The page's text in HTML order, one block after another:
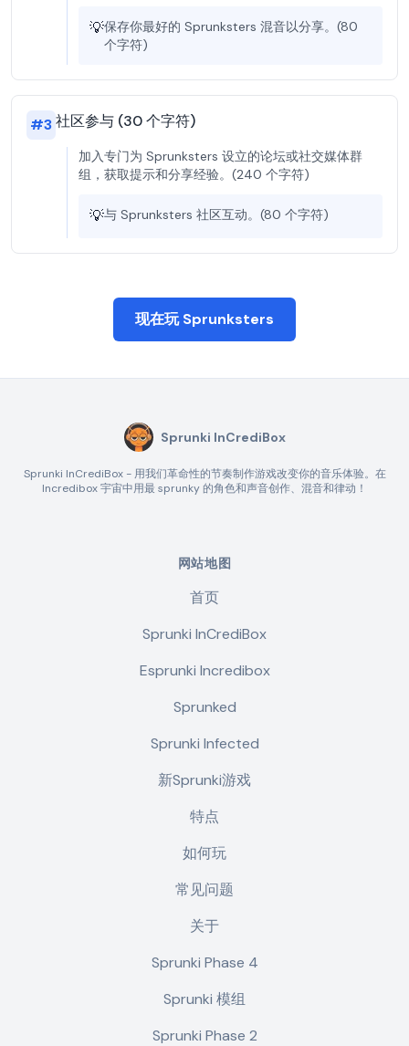
💡保存你最好的 Sprunksters 混音以分享。(80
个字符)
#3社区参与 (30 个字符)
加入专门为 Sprunksters 设立的论坛或社交媒体群
组，获取提示和分享经验。(240 个字符)
💡与 Sprunksters 社区互动。(80 个字符)
现在玩 Sprunksters
Sprunki InCrediBox
Sprunki InCrediBox - 用我们革命性的节奏制作游戏改变你的音乐体验。在
Incredibox 宇宙中用最 sprunky 的角色和声音创作、混音和律动！
网站地图
首页
Sprunki InCrediBox
Esprunki Incredibox
Sprunked
Sprunki Infected
新Sprunki游戏
特点
如何玩
常见问题
关于
Sprunki Phase 4
Sprunki 模组
Sprunki Phase 2